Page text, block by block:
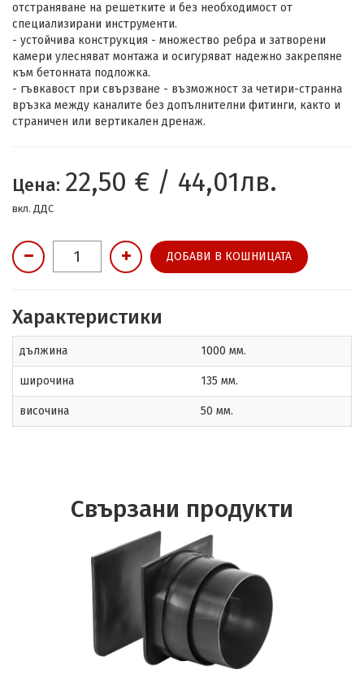
отстраняване на решетките и без необходимост от
специализирани инструменти.
- устойчива конструкция - множество ребра и затворени
камери улесняват монтажа и осигуряват надежно закрепяне
към бетонната подложка.
- гъвкавост при свързване - възможност за четири-странна
връзка между каналите без допълнителни фитинги, както и
страничен или вертикален дренаж.
Цена: 22,50 € / 44,01лв.
вкл. ДДС
ДОБАВИ В КОШНИЦАТА
Характеристики
дължина 1000 мм.
широчина 135 мм.
височина 50 мм.
Свързани продукти